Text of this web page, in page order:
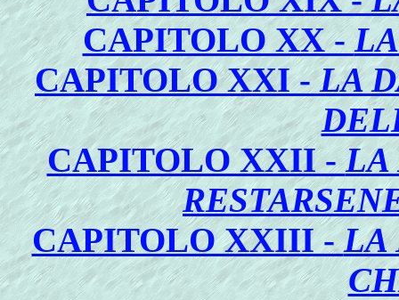
CAPITOLO XX -
CAPITOLO XXI -LA
CAPITOLO XXII -LA
CAPITOLO XXIII -LA